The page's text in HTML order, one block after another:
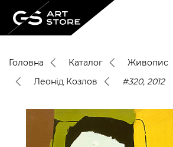
Головна Каталог
Живопис
Леонід Козлов
#320, 2012